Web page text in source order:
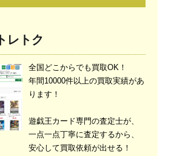
トレトク
全国どこからでも買取OK！
年間10000件以上の買取実績があ
ります！
遊戯王カード専門の査定士が、
一点一点丁寧に査定するから、
安心して買取依頼が出せる！